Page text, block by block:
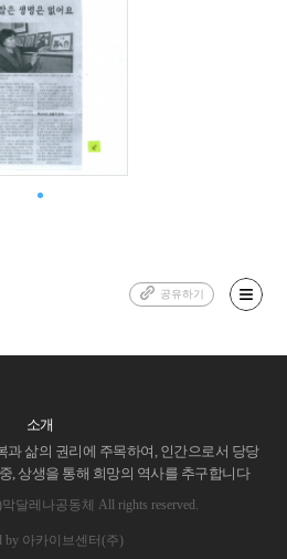
공유하기
소개
과 삶의 권리에 주목하여, 인간으로서 당당
, 상생을 통해 희망의 역사를 추구합니다
달레나공동체 All rights reserved.
by 아카이브센터(주)